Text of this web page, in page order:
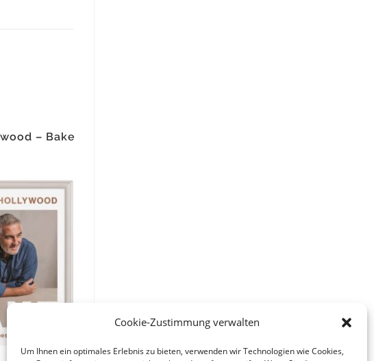
Cookie-Zustimmung verwalten
Um Ihnen ein optimales Erlebnis zu bieten, verwenden wir Technologien wie Cookies,
– Bake